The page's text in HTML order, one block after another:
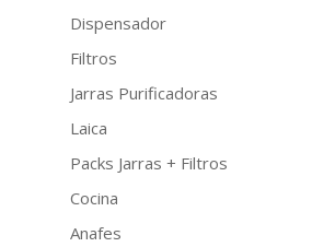
Dispensador
Filtros
Jarras Purificadoras
Laica
Packs Jarras + Filtros
Cocina
Anafes